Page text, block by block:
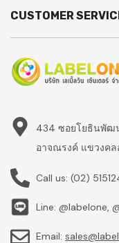
CUSTOMER
434 ซอยโยธินพัฒ
อาจณรงค์ แขวงคล
Call us: (02)
Line: @labelone,
Email: